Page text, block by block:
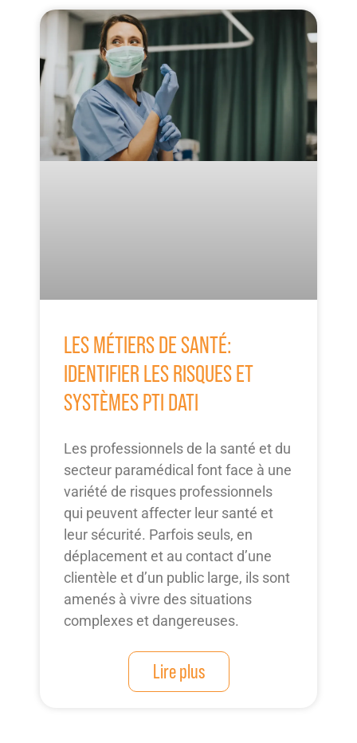
LES MÉTIERS DE SANTÉ:
IDENTIFIER LES RISQUES ET
SYSTÈMES PTI DATI
Les professionnels de la santé et du
secteur paramédical font face à une
variété de risques professionnels
qui peuvent affecter leur santé et
leur sécurité. Parfois seuls, en
déplacement et au contact d’une
clientèle et d’un public large, ils sont
amenés à vivre des situations
complexes et dangereuses.
Lire plus